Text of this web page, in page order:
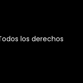
los derechos